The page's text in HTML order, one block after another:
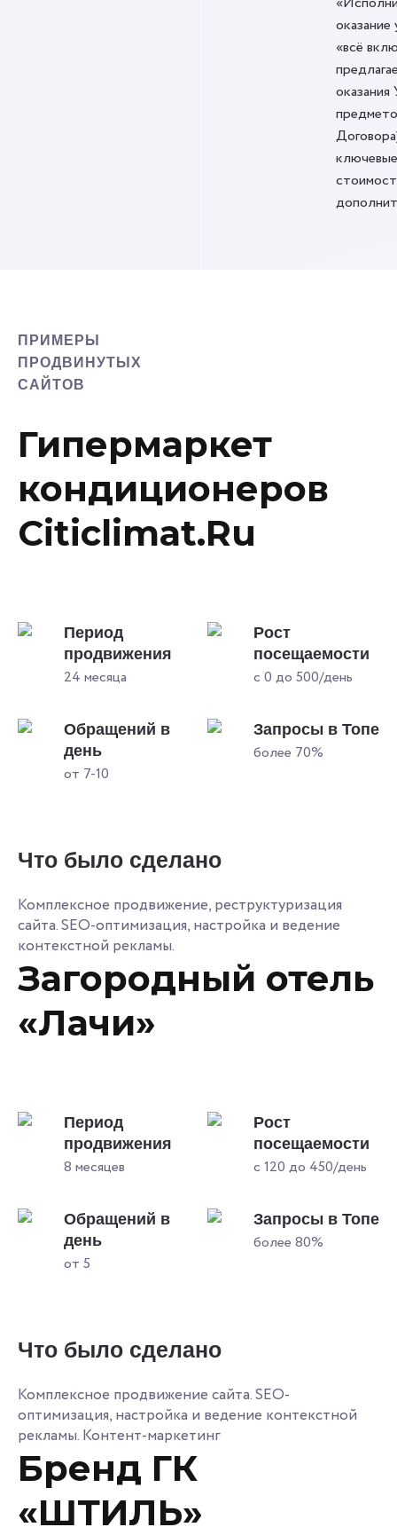
оказание
«всё
оказания
ПРИМЕРЫ
ПРОДВИНУТЫХ
САЙТОВ
Гипермаркет
кондиционеров
Citiclimat.Ru
Период
продвижения
24 месяца
Рост
посещаемости
с 0 до 500/день
Обращений в
день
от 7-10
Запросы в Топе
более 70%
Что было сделано
Комплексное продвижение, реструктуризация
сайта. SEO-оптимизация, настройка и ведение
контекстной рекламы.
Загородный отель
«Лачи»
Период
продвижения
8 месяцев
Рост
посещаемости
с 120 до 450/день
Обращений в
день
от 5
Запросы в Топе
более 80%
Что было сделано
Комплексное продвижение сайта. SEO-
оптимизация, настройка и ведение контекстной
рекламы. Контент-маркетинг
Бренд ГК
«ШТИЛЬ»